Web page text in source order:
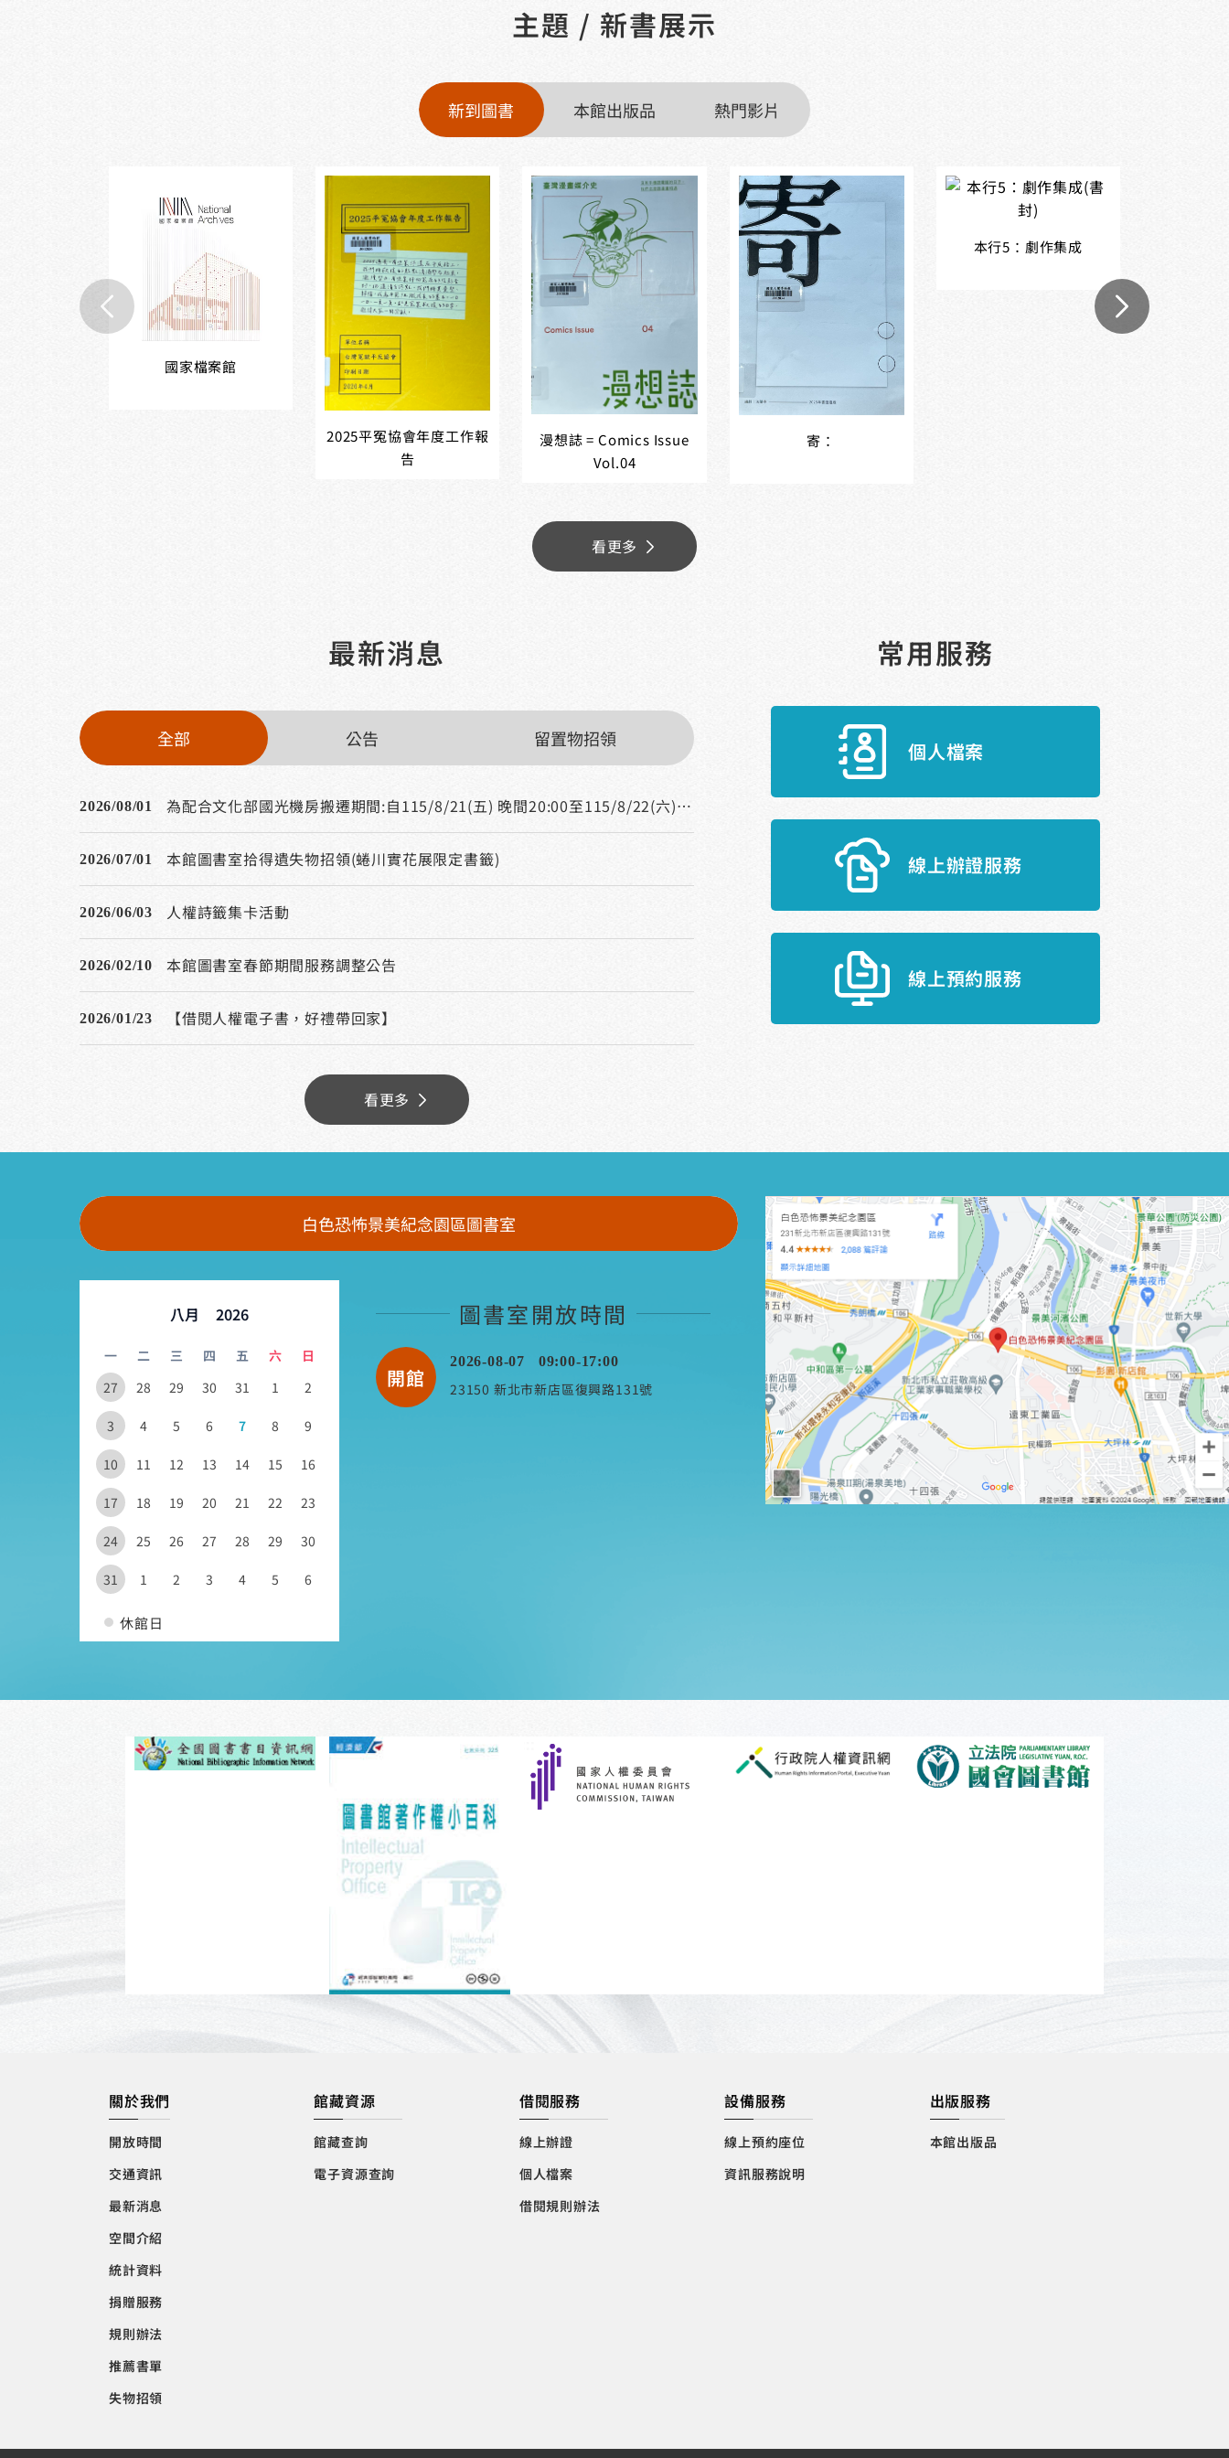
主題 / 新書展示
新到圖書 本館出版品 熱門影片
國家檔案館
2025平冤協會年度工作報
告
漫想誌 = Comics Issue
Vol.04
寄：
本行5：劇作集成
看更多
最新消息
全部 公告 留置物招領
2026/08/01 為配合文化部國光機房搬遷期間:自115/8/21(五) 晚間20:00至115/8/22(六)上午 08:00，將暫停服務，造成您的不便，敬請⾒諒。
2026/07/01 本館圖書室拾得遺失物招領(蜷川實花展限定書籤)
2026/06/03 人權詩籤集卡活動
2026/02/10 本館圖書室春節期間服務調整公告
2026/01/23 【借閱人權電子書，好禮帶回家】
看更多
常用服務
個人檔案
線上辦證服務
線上預約服務
白色恐怖景美紀念園區圖書室
八月 2026
一 二 三 四 五 六
日
27
28 29 30 31 1 2
3 4 5 6 7 8 9
10 11 12 13 14 15 16
17 18 19 20 21 22 23
24 25 26 27 28 29 30
31 1 2 3 4 5 6
休館日
圖書室開放時間
開館
2026-08-07 09:00-17:00
23150 新北市新店區復興路131號
關於我們
開放時間
交通資訊
最新消息
空間介紹
統計資料
捐贈服務
規則辦法
推薦書單
失物招領
館藏資源
館藏查詢
電子資源查詢
借閱服務
線上辦證
個人檔案
借閱規則辦法
設備服務
線上預約座位
資訊服務說明
出版服務
本館出版品